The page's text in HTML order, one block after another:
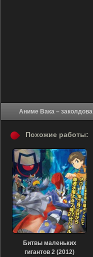
Похожие работы:
Битвы маленьких
гигантов 2 (2012)